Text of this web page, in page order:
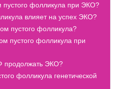
пустого фолликула при ЭКО?
влияет на успех ЭКО?
пустого фолликула?
пустого фолликула при
продолжать ЭКО?
фолликула генетической